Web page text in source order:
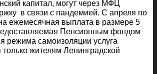
капитал, могут через МФЦ
в связи с пандемией. С апреля по
ежемесячная выплата в размере 5
Пенсионным фондом
режима самоизоляции услуга
только жителям Ленинградской